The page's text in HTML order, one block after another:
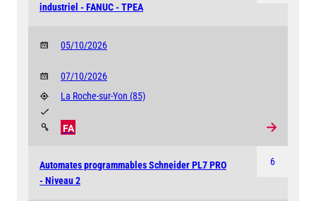
industriel - FANUC - TPEA
05/10/2026
07/10/2026
La Roche-sur-Yon (85)
FA
6
Automates programmables Schneider PL7 PRO
- Niveau 2